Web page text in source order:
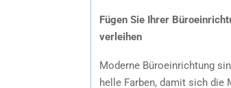
Fügen Sie Ihrer
verleihen
Moderne Büroeinrichtung
helle Farben, damit sich die